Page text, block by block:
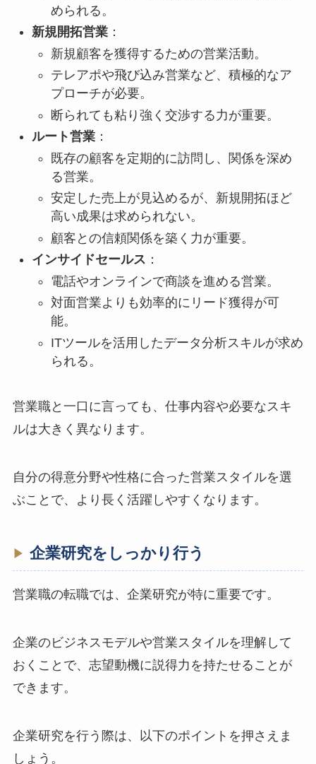
められる。
新規開拓営業：
新規顧客を獲得するための営業活動。
テレアポや飛び込み営業など、積極的なア
プローチが必要。
断られても粘り強く交渉する力が重要。
ルート営業：
既存の顧客を定期的に訪問し、関係を深め
る営業。
安定した売上が見込めるが、新規開拓ほど
高い成果は求められない。
顧客との信頼関係を築く力が重要。
インサイドセールス ：
電話やオンラインで商談を進める営業。
対面営業よりも効率的にリード獲得が可
能。
ITツールを活用したデータ分析スキルが求め
られる。
営業職と一口に言っても、仕事内容や必要なスキ
ルは大きく異なります。
自分の得意分野や性格に合った営業スタイルを選
ぶことで、より長く活躍しやすくなります。
企業研究をしっかり行う
営業職の転職では、企業研究が特に重要です。
企業のビジネスモデルや営業スタイルを理解して
おくことで、志望動機に説得力を持たせることが
できます。
企業研究を行う際は、以下のポイントを押さえま
しょう。